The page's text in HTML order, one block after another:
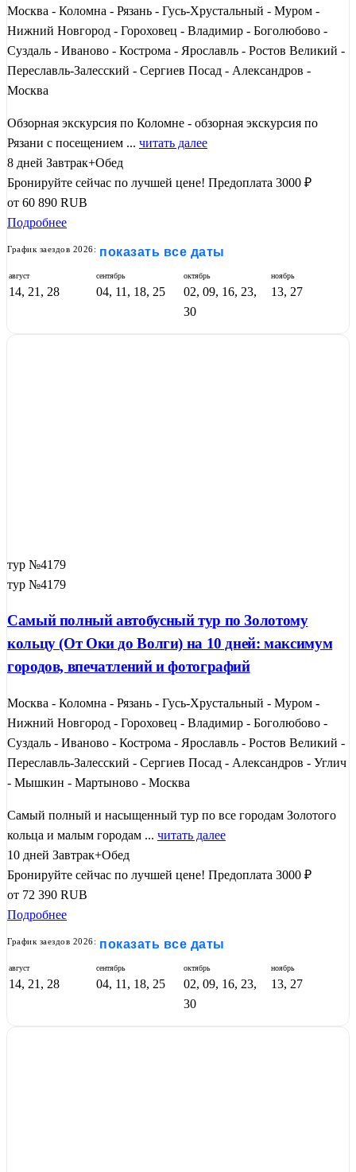
Москва - Коломна - Рязань - Гусь-Хрустальный - Муром -
Нижний Новгород - Гороховец - Владимир - Боголюбово -
Суздаль - Иваново - Кострома - Ярославль - Ростов Великий -
Переславль-Залесский - Сергиев Посад - Александров -
Москва
Обзорная экскурсия по Коломне - обзорная экскурсия по
Рязани с посещением ... читать далее
8 дней Завтрак+Обед
Бронируйте сейчас по лучшей цене! Предоплата 3000 ₽
от 60 890 RUB
Подробнее
График заездов 2026: показать все даты
август
14, 21, 28
сентябрь
04, 11, 18, 25
октябрь
02, 09, 16, 23,
30
ноябрь
13, 27
тур №4179
тур №4179
Самый полный автобусный тур по Золотому
кольцу (От Оки до Волги) на 10 дней: максимум
городов, впечатлений и фотографий
Москва - Коломна - Рязань - Гусь-Хрустальный - Муром -
Нижний Новгород - Гороховец - Владимир - Боголюбово -
Суздаль - Иваново - Кострома - Ярославль - Ростов Великий -
Переславль-Залесский - Сергиев Посад - Александров - Углич
- Мышкин - Мартыново - Москва
Самый полный и насыщенный тур по все городам Золотого
кольца и малым городам ... читать далее
10 дней Завтрак+Обед
Бронируйте сейчас по лучшей цене! Предоплата 3000 ₽
от 72 390 RUB
Подробнее
График заездов 2026: показать все даты
август
14, 21, 28
сентябрь
04, 11, 18, 25
октябрь
02, 09, 16, 23,
30
ноябрь
13, 27